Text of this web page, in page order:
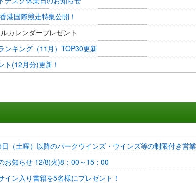
港国際競走特集公開！
カレンダープレゼント
ンキング（11月）TOP30更新
ト(12月分)更新！
日（土曜）以降のパークウインズ・ウインズ等の制限付き営業
お知らせ 12/8(火)8：00～15：00
イン入り書籍を5名様にプレゼント！